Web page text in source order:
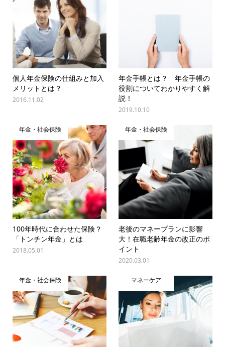
個人年金保険の仕組みと加入
メリットとは？
2016.11.02
年金手帳とは？ 年金手帳の
役割についてわかりやすく解
説！
2019.10.10
年金・社会保険
100年時代に合わせた保険？
「トンチン年金」とは
2018.05.01
年金・社会保険
老後のマネープランに影響
大！在職老齢年金の改正のポ
イント
2020.03.01
年金・社会保険 マネーケア